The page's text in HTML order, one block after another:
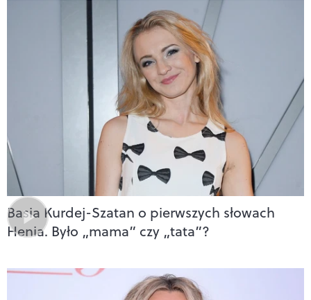
Basia Kurdej-Szatan o pierwszych słowach
Henia. Było „mama” czy „tata”?